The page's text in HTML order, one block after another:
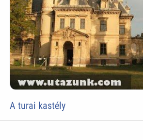
A turai kastély